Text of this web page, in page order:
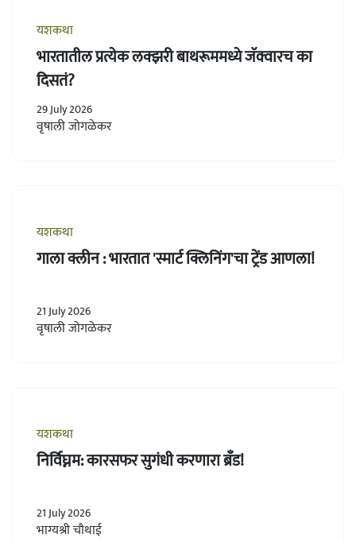
यशकथा
भारतातील प्रत्येक लक्झरी बाथरूममध्ये जॅक्वारच का
दिसतं?
29 July 2026
वृषाली जोगळेकर
यशकथा
गाला क्लीन : भारतात 'स्मार्ट क्लिनिंग'चा ट्रेंड आणला!
21 July 2026
वृषाली जोगळेकर
यशकथा
निर्विघ्नम: कारसफर सुगंधी करणारा ब्रँड!
21 July 2026
भाग्यश्री चौथाई